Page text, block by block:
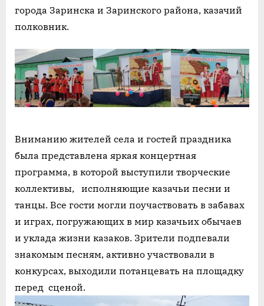
города Заринска и Заринского района, казачий
полковник.
Вниманию жителей села и гостей праздника
была представлена яркая концертная
программа, в которой выступили творческие
коллективы, исполняющие казачьи песни и
танцы. Все гости могли поучаствовать в забавах
и играх, погружающих в мир казачьих обычаев
и уклада жизни казаков. Зрители подпевали
знакомым песням, активно участвовали в
конкурсах, выходили потанцевать на площадку
перед сценой.